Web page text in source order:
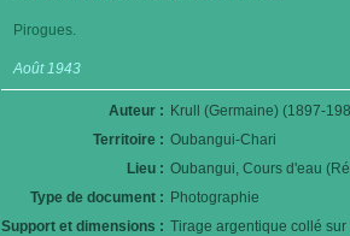
Pirogues.
Août 1943
Auteur : Krull (Germaine) (1897-
Territoire : Oubangui-Chari
Lieu : Oubangui, Cours d'eau
Type de document : Photographie
Support et dimensions : Tirage argentique collé sur